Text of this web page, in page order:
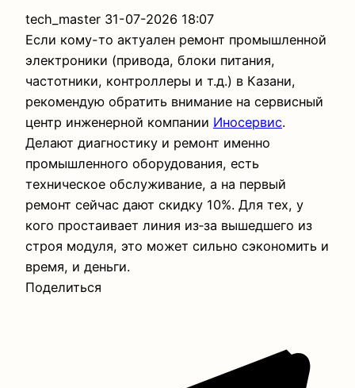
tech_master 31-07-2026 18:07
Если кому-то актуален ремонт промышленной
электроники (привода, блоки питания,
частотники, контроллеры и т.д.) в Казани,
рекомендую обратить внимание на сервисный
центр инженерной компании Иносервис.
Делают диагностику и ремонт именно
промышленного оборудования, есть
техническое обслуживание, а на первый
ремонт сейчас дают скидку 10%. Для тех, у
кого простаивает линия из‑за вышедшего из
строя модуля, это может сильно сэкономить и
время, и деньги.
Поделиться